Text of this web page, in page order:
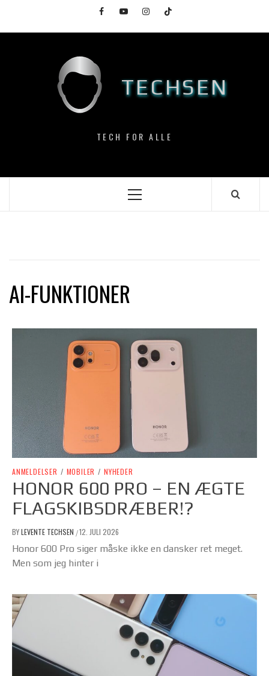
content
FacebookYouTubeInstagramTikTok
TECHSEN
TECH FOR ALLE
Primary
AI-FUNKTIONER
ANMELDELSER / MOBILER / NYHEDER
HONOR 600 PRO – EN ÆGTE
FLAGSKIBSDRÆBER!?
BYLEVENTE TECHSEN /12. JULI 2026
Honor 600 Pro siger måske ikke en dansker ret meget.
Men som jeg hinter i